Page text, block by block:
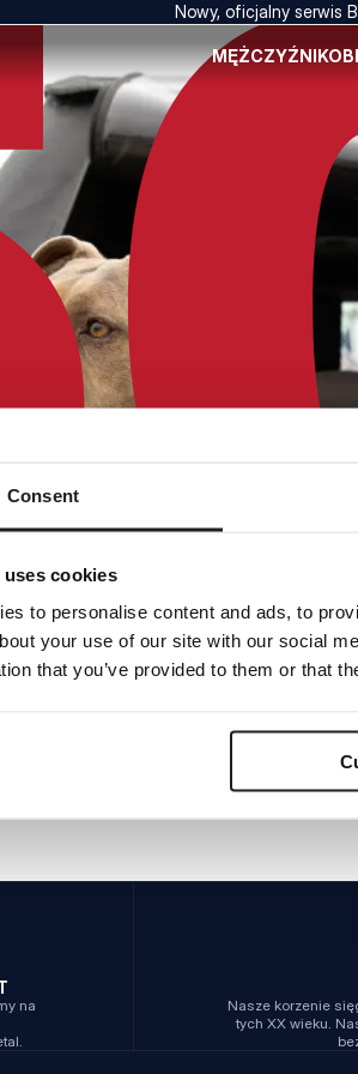
Consent
cookies
to personalise content and ads, to
your use of our site with our social
that you’ve provided to them or that
Nowy, oficjalny serwis
MĘŻCZYŹNI
POWRÓT
na
Nasze korzenie
tych XX wieku.